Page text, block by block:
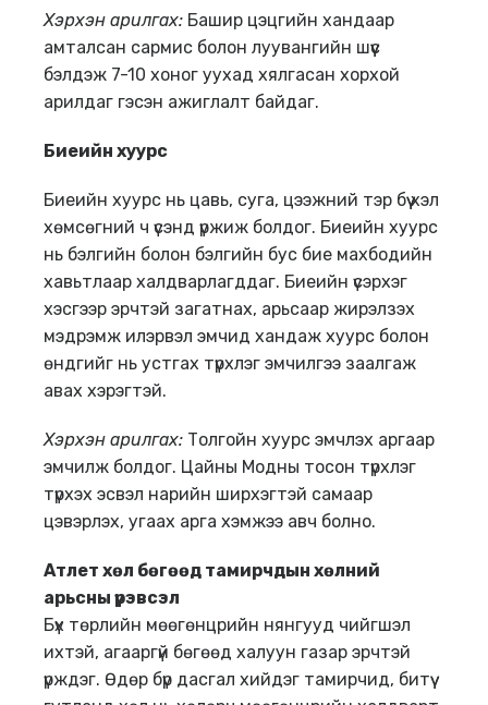
Хэрхэн арилгах: Башир цэцгийн хандаар
амталсан сармис болон луувангийн шүүс
бэлдэж 7-10 хоног уухад хялгасан хорхой
арилдаг гэсэн ажиглалт байдаг.
Биеийн хуурс
Биеийн хуурс нь цавь, суга, цээжний тэр бүү хэл
хөмсөгний ч үсэнд үржиж болдог. Биеийн хуурс
нь бэлгийн болон бэлгийн бус бие махбодийн
хавьтлаар халдварлагддаг. Биеийн үсэрхэг
хэсгээр эрчтэй загатнах, арьсаар жирэлзэх
мэдрэмж илэрвэл эмчид хандаж хуурс болон
өндгийг нь устгах түрхлэг эмчилгээ заалгаж
авах хэрэгтэй.
Хэрхэн арилгах: Толгойн хуурс эмчлэх аргаар
эмчилж болдог. Цайны Модны тосон түрхлэг
түрхэх эсвэл нарийн ширхэгтэй самаар
цэвэрлэх, угаах арга хэмжээ авч болно.
Атлет хөл бөгөөд тамирчдын хөлний
арьсны үрэвсэл
Бүх төрлийн мөөгөнцрийн нянгууд чийгшэл
ихтэй, агааргүй бөгөөд халуун газар эрчтэй
үрждэг. Өдөр бүр дасгал хийдэг тамирчид, битүү